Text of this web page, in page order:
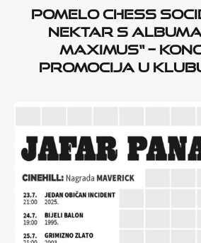
Pomelo Chess
nektar s
Maximus“ –
promocija u